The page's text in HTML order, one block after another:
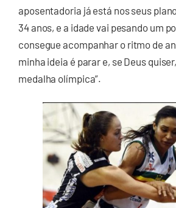
aposentadoria já está nos seus
34 anos, e a idade vai pesando um
consegue acompanhar o ritmo de
minha ideia é parar e, se Deus
medalha olímpica”.